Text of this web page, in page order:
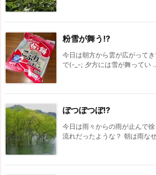
粉雪が舞う!?
今日は朝方から雲が広がって
で(-_-; 夕方には雪が舞ってい
ぼつぼつぼ!?
今日は雨々からの雨が止んで
流れだったような？ 朝は雨な